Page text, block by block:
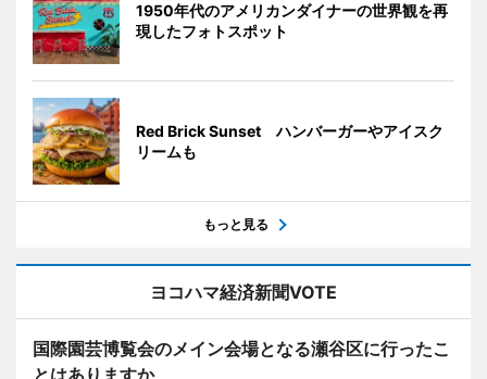
1950年代のアメリカンダイナーの世界観を再
現したフォトスポット
Red Brick Sunset ハンバーガーやアイスク
リームも
もっと見る
ヨコハマ経済新聞VOTE
国際園芸博覧会のメイン会場となる瀬谷区に行ったこ